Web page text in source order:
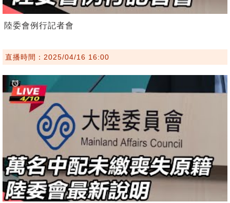
陸委會例行記者會
直播時間：2025/04/16 16:00